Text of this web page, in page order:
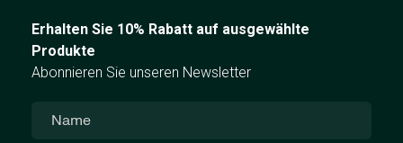
Erhalten Sie 10% Rabatt auf ausgewählte
Produkte
Abonnieren Sie unseren Newsletter